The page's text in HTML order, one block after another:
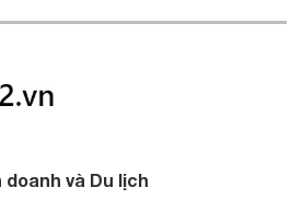
và Du lịch